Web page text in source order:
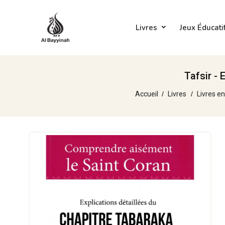
Livres Jeux
Tafsir -
Accueil Livres Livres